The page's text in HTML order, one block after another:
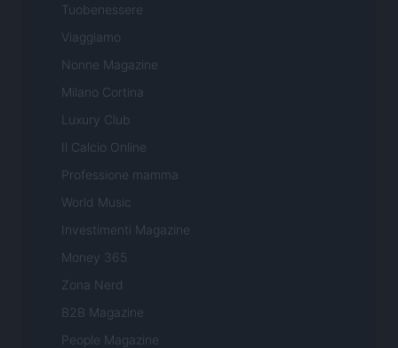
Tuobenessere
Viaggiamo
Nonne Magazine
Milano Cortina
Luxury Club
Il Calcio Online
Professione mamma
World Music
Investimenti Magazine
Money 365
Zona Nerd
B2B Magazine
People Magazine